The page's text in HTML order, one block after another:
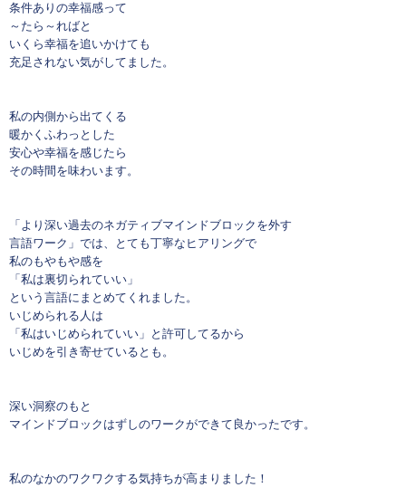
条件ありの幸福感って
～たら～ればと
いくら幸福を追いかけても
充足されない気がしてました。
私の内側から出てくる
暖かくふわっとした
安心や幸福を感じたら
その時間を味わいます。
「より深い過去のネガティブマインドブロックを外す
言語ワーク」では、とても丁寧なヒアリングで
私のもやもや感を
「私は裏切られていい」
という言語にまとめてくれました。
いじめられる人は
「私はいじめられていい」と許可してるから
いじめを引き寄せているとも。
深い洞察のもと
マインドブロックはずしのワークができて良かったです。
私のなかのワクワクする気持ちが高まりました！